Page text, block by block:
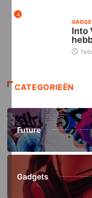
4
Into
CATEGORIEËN
Future
Gadgets